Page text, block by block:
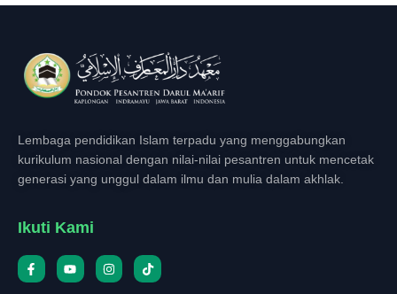
Lembaga pendidikan Islam terpadu yang menggabungkan
kurikulum nasional dengan nilai-nilai pesantren untuk mencetak
generasi yang unggul dalam ilmu dan mulia dalam akhlak.
Ikuti Kami